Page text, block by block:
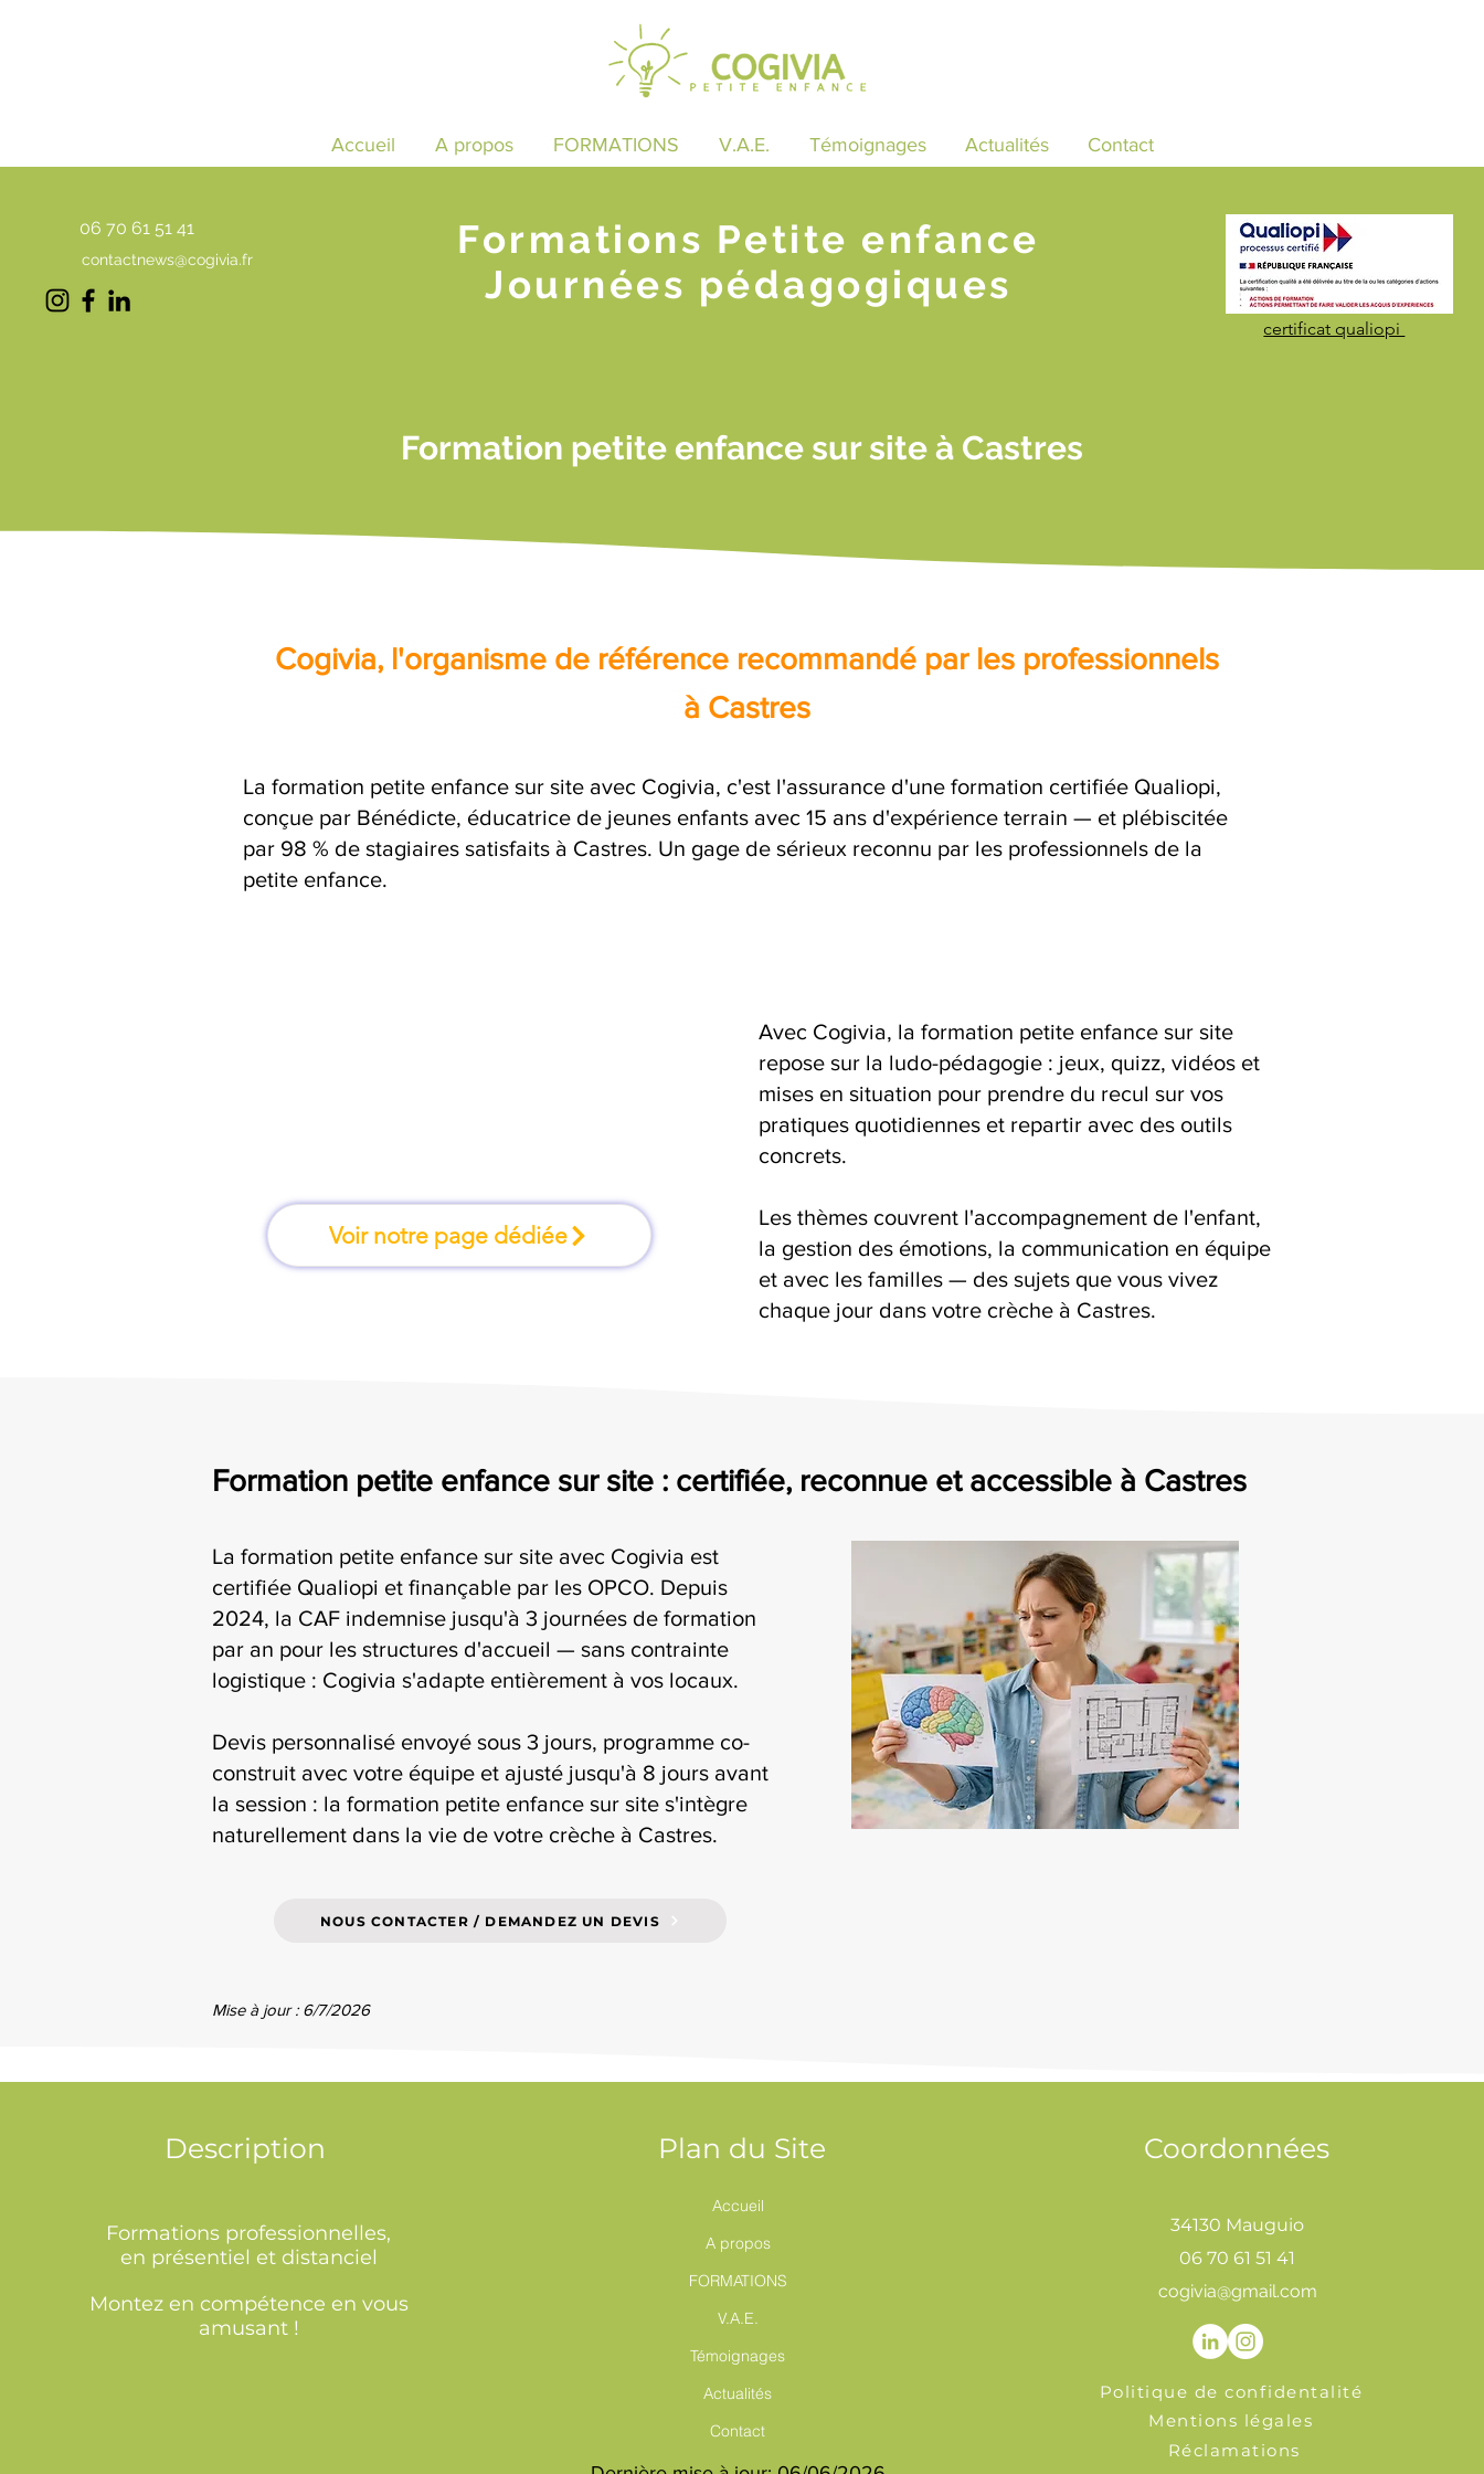
Accueil A propos FORMATIONS V.A.E. Témoignages Actualités Contact
06 70 61 51 41
contactnews@cogivia.fr
Formations Petite enfance
Journées pédagogiques
certificat qualiopi
Formation petite enfance sur site à Castres
Cogivia, l'organisme de référence recommandé par les professionnels
à Castres
La formation petite enfance sur site avec Cogivia, c'est l'assurance d'une formation certifiée Qualiopi,
conçue par Bénédicte, éducatrice de jeunes enfants avec 15 ans d'expérience terrain — et plébiscitée
par 98 % de stagiaires satisfaits à Castres. Un gage de sérieux reconnu par les professionnels de la
petite enfance.
Voir notre page dédiée
Avec Cogivia, la formation petite enfance sur site
repose sur la ludo-pédagogie : jeux, quizz, vidéos et
mises en situation pour prendre du recul sur vos
pratiques quotidiennes et repartir avec des outils
concrets.
Les thèmes couvrent l'accompagnement de l'enfant,
la gestion des émotions, la communication en équipe
et avec les familles — des sujets que vous vivez
chaque jour dans votre crèche à Castres.
Formation petite enfance sur site : certifiée, reconnue et accessible à Castres
La formation petite enfance sur site avec Cogivia est
certifiée Qualiopi et finançable par les OPCO. Depuis
2024, la CAF indemnise jusqu'à 3 journées de formation
par an pour les structures d'accueil — sans contrainte
logistique : Cogivia s'adapte entièrement à vos locaux.
Devis personnalisé envoyé sous 3 jours, programme co-
construit avec votre équipe et ajusté jusqu'à 8 jours avant
la session : la formation petite enfance sur site s'intègre
naturellement dans la vie de votre crèche à Castres.
NOUS CONTACTER / DEMANDEZ UN DEVIS
Mise à jour : 6/7/2026
Description
Formations professionnelles,
en présentiel et distanciel
Montez en compétence en vous
amusant !
Plan du Site
Accueil
A propos
FORMATIONS
V.A.E.
Témoignages
Actualités
Contact
Coordonnées
34130 Mauguio
06 70 61 51 41
cogivia@gmail.com
Politique de confidentalité
Mentions légales
Réclamations